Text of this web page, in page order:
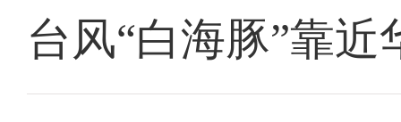
台风“白海豚”靠近